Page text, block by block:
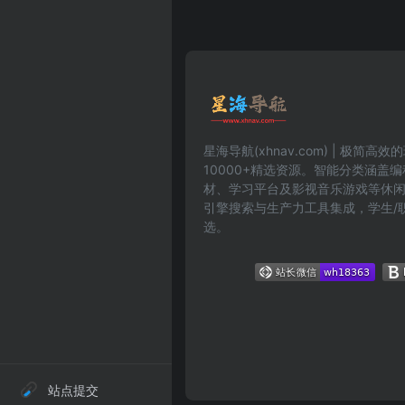
站点提交
星海导航(xhnav.com) | 极简高效
10000+精选资源。智能分类涵盖
材、学习平台及影视音乐游戏等休
引擎搜索与生产力工具集成，学生/
选。